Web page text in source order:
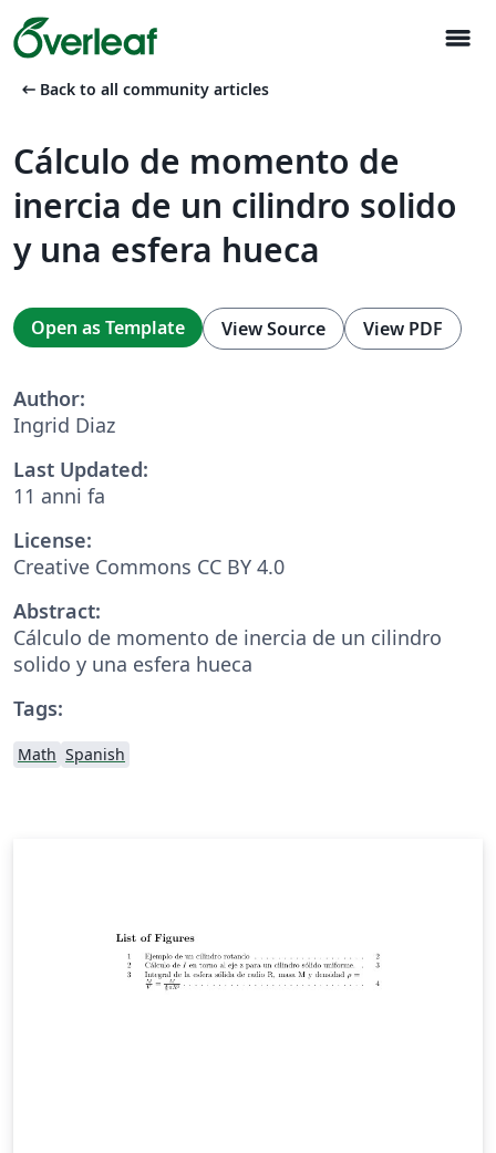
menu
arrow_left_alt Back to all community articles
Cálculo de momento de
inercia de un cilindro solido
y una esfera hueca
Open as Template View Source View PDF
Author:
Ingrid Diaz
Last Updated:
11 anni fa
License:
Creative Commons CC BY 4.0
Abstract:
Cálculo de momento de inercia de un cilindro
solido y una esfera hueca
Tags:
Math Spanish